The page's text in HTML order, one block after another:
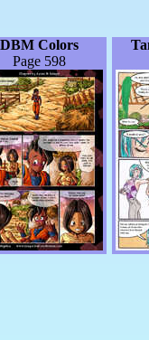
DBM Colors
Page 598